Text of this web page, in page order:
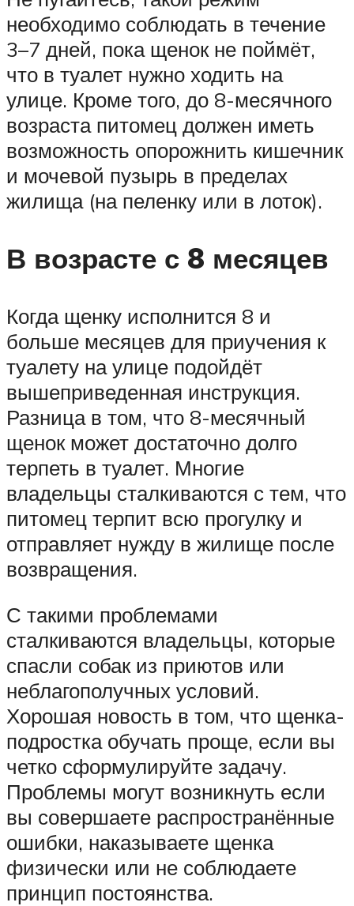
необходимо соблюдать в течение
3–7 дней, пока щенок не поймёт,
что в туалет нужно ходить на
улице. Кроме того, до 8-месячного
возраста питомец должен иметь
возможность опорожнить кишечник
и мочевой пузырь в пределах
жилища (на пеленку или в лоток).
В возрасте с 8 месяцев
Когда щенку исполнится 8 и
больше месяцев для приучения к
туалету на улице подойдёт
вышеприведенная инструкция.
Разница в том, что 8-месячный
щенок может достаточно долго
терпеть в туалет. Многие
владельцы сталкиваются с тем, что
питомец терпит всю прогулку и
отправляет нужду в жилище после
возвращения.
С такими проблемами
сталкиваются владельцы, которые
спасли собак из приютов или
неблагополучных условий.
Хорошая новость в том, что щенка-
подростка обучать проще, если вы
четко сформулируйте задачу.
Проблемы могут возникнуть если
вы совершаете распространённые
ошибки, наказываете щенка
физически или не соблюдаете
принцип постоянства.